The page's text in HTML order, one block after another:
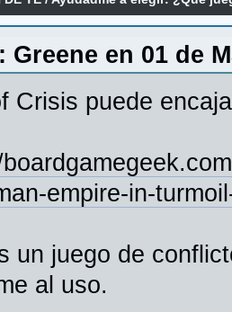
Greene en 01 de
Crisis puede
empire-in-
un juego de
al uso.